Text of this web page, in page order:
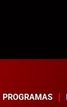
PROGRAMAS